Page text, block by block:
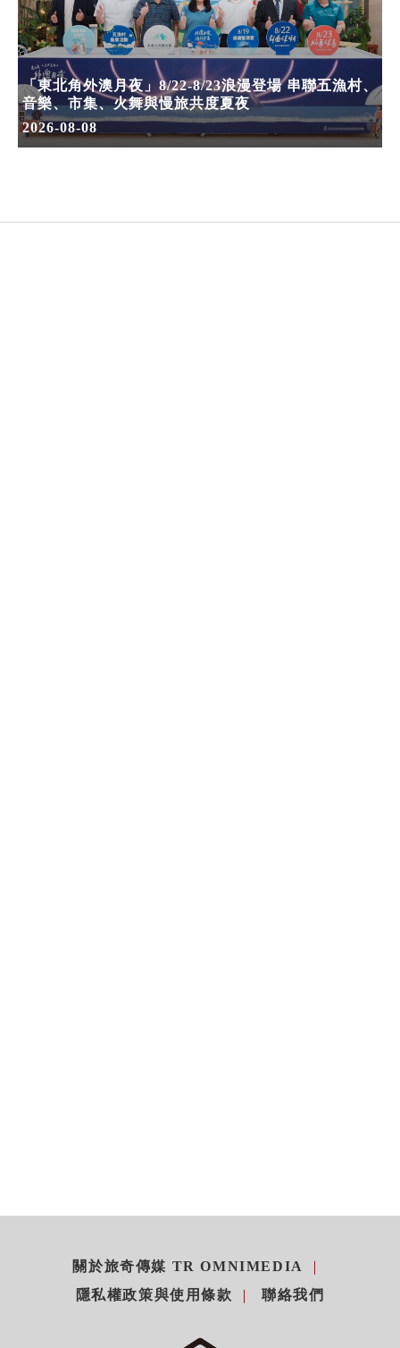
「東北角外澳月夜」8/22-8/23浪漫登場 串聯五漁村、
音樂、市集、火舞與慢旅共度夏夜
2026-08-08
關於旅奇傳媒 TR OMNIMEDIA
隱私權政策與使用條款
聯絡我們